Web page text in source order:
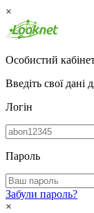
×
Особистий
Введіть свої дані
Логін
Пароль
Забули пароль?
×